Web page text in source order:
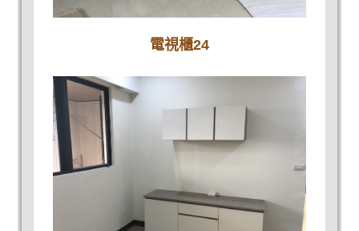
電視櫃24